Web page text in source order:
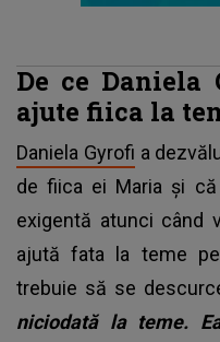
De ce Daniela
ajute fiica la
Daniela Gyrofi a
de fiica ei Maria și
exigentă atunci când
ajută fata la teme
trebuie să se
niciodată la teme.